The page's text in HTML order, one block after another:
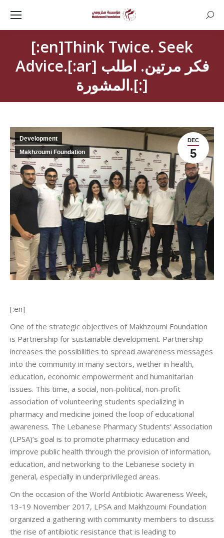
[:en]Think Twice. Seek
Advice.[:ar] فكر مرتين. اطلب
المشورة.[:]
DEC
5
Development
Makhzoumi Foundation
[:en]
One of the strategic objectives of Makhzoumi Foundation
is Partnership for sustainable development. Partnership
increases the possibilities to spread awareness messages
into the community in many sectors, wether in health,
education, economic empowerment and humanitarian
issues. This time, a social, non-political, non-profit
association of volunteering students specializing in
pharmacy and medicine joined the loop of educational
awareness. The Lebanese Pharmacy Students’ Association
(LPSA)’s goal is to promote pharmacy education and
improve public health through the provision of information,
education, and networking to the Lebanese society in
general, especially in underprivileged areas.
On the occasion of the World Antibiotic Awareness Week,
13-19 November 2017, LPSA and Makhzoumi Foundation
organized a gathering with community members to discuss
the rise of antibiotic resistance that is leading to